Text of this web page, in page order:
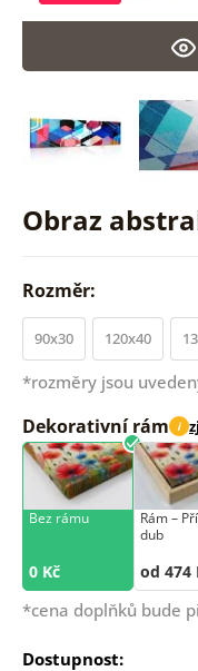
Obraz
Rozměr:
90x30 120x40
*rozměry jsou
Dekorativní rám i
Bez rámu
0 Kč
Rám –⁠⁠⁠⁠⁠⁠
dub
od 474
*cena doplňků bude
Dostupnost: